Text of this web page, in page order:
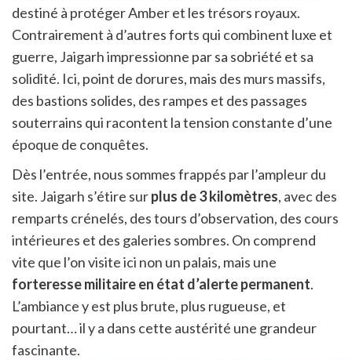
destiné à protéger Amber et les trésors royaux.
Contrairement à d’autres forts qui combinent luxe et
guerre, Jaigarh impressionne par sa sobriété et sa
solidité. Ici, point de dorures, mais des murs massifs,
des bastions solides, des rampes et des passages
souterrains qui racontent la tension constante d’une
époque de conquêtes.
Dès l’entrée, nous sommes frappés par l’ampleur du
site. Jaigarh s’étire surplus de 3 kilomètres, avec des
remparts crénelés, des tours d’observation, des cours
intérieures et des galeries sombres. On comprend
vite que l’on visite ici non un palais, mais une
forteresse militaire en état d’alerte permanent.
L’ambiance y est plus brute, plus rugueuse, et
pourtant… il y a dans cette austérité une grandeur
fascinante.